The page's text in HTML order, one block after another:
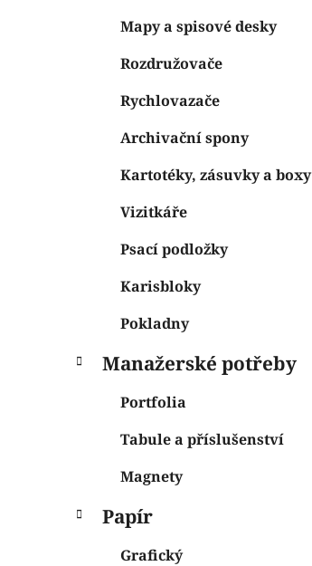
Mapy a spisové desky
Rozdružovače
Rychlovazače
Archivační spony
Kartotéky, zásuvky a boxy
Vizitkáře
Psací podložky
Karisbloky
Pokladny
Manažerské potřeby
Portfolia
Tabule a příslušenství
Magnety
Papír
Grafický